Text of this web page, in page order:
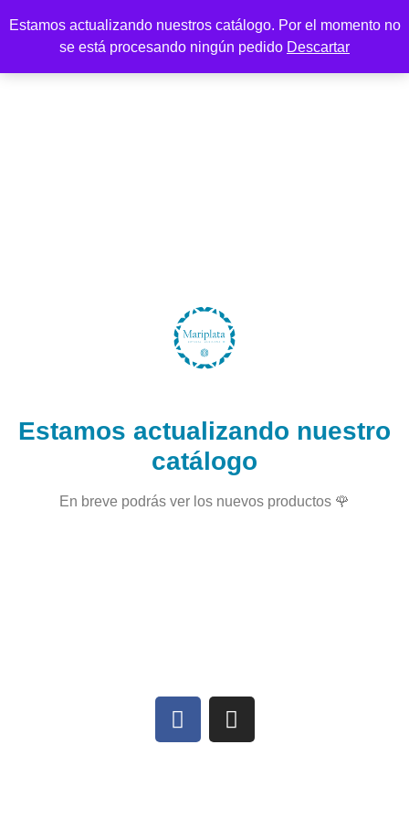
Estamos actualizando nuestros catálogo. Por el momento no
se está procesando ningún pedido Descartar
Estamos actualizando nuestro
catálogo
En breve podrás ver los nuevos productos 🌹